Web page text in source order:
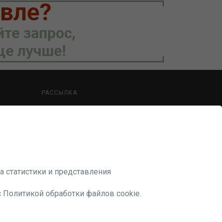
РАССЫЛКА
и представления
обработки файлов cookie.